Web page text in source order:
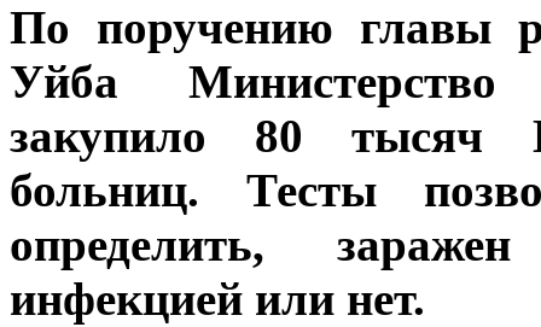
По поручению главы
Уйба Министерство
закупило 80 тысяч
больниц. Тесты
определить,
инфекцией или нет.